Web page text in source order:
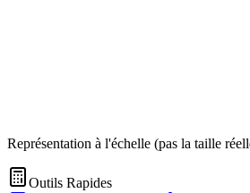
Représentation à l'échelle (pas la taille
Outils Rapides